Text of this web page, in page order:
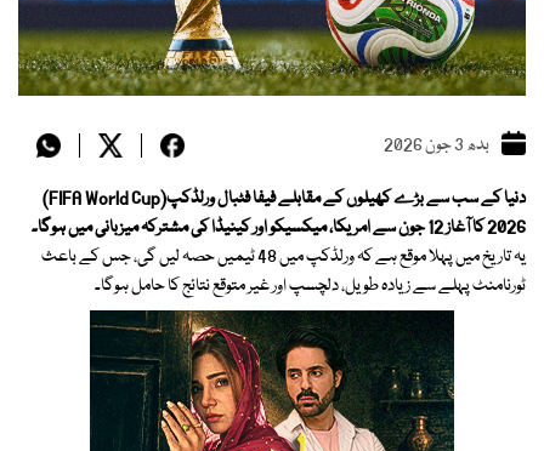
بدھ 3 جون 2026
دنیا کے سب سے بڑے کھیلوں کے مقابلے فیفا فٹبال ورلڈکپ(FIFA World Cup)
2026 کا آغاز 12 جون سے امریکا، میکسیکو اور کینیڈا کی مشترکہ میزبانی میں ہوگا۔
یہ تاریخ میں پہلا موقع ہے کہ ورلڈکپ میں 48 ٹیمیں حصہ لیں گی، جس کے باعث
ٹورنامنٹ پہلے سے زیادہ طویل، دلچسپ اور غیر متوقع نتائج کا حامل ہوگا۔